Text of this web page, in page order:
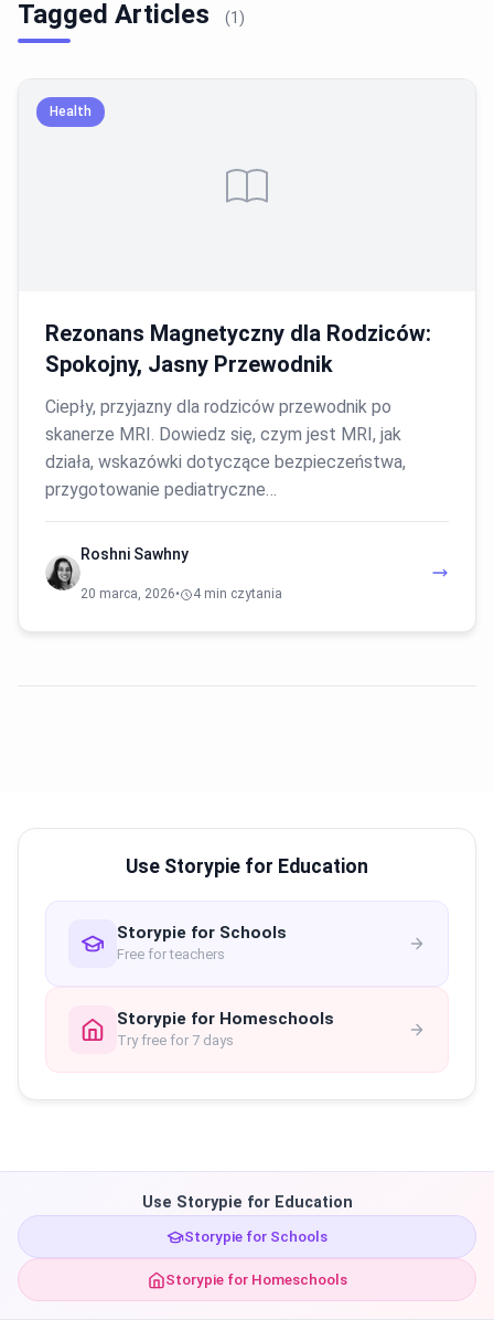
Tagged Articles (1)
Health
Rezonans Magnetyczny dla Rodziców:
Spokojny, Jasny Przewodnik
Ciepły, przyjazny dla rodziców przewodnik po
skanerze MRI. Dowiedz się, czym jest MRI, jak
działa, wskazówki dotyczące bezpieczeństwa,
przygotowanie pediatryczne…
Roshni Sawhny
20 marca, 2026• 4 min czytania
Use Storypie for Education
Storypie for Schools
Free for teachers
Storypie for Homeschools
Try free for 7 days
Use Storypie for Education
Storypie for Schools
Storypie for Homeschools